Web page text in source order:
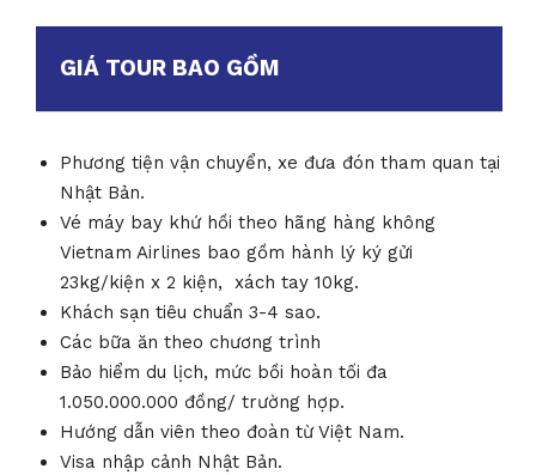
GIÁ TOUR BAO GỒM
Phương tiện vận chuyển, xe đưa đón tham quan tại
Nhật Bản.
Vé máy bay khứ hồi theo hãng hàng không
Vietnam Airlines bao gồm hành lý ký gửi
23kg/kiện x 2 kiện, xách tay 10kg.
Khách sạn tiêu chuẩn 3-4 sao.
Các bữa ăn theo chương trình
Bảo hiểm du lịch, mức bồi hoàn tối đa
1.050.000.000 đồng/ trường hợp.
Hướng dẫn viên theo đoàn từ Việt Nam.
Visa nhập cảnh Nhật Bản.